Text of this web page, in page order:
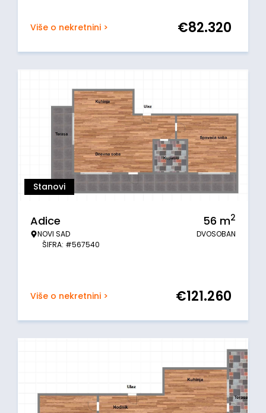
Više o nekretnini > €82.320
Stanovi
Adice
NOVI SAD
ŠIFRA: #567540
56 m2
DVOSOBAN
Više o nekretnini > €121.260